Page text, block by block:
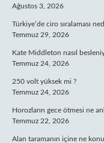
Ağustos 3, 2026
Türkiye’de ciro sıralaması
Temmuz 29, 2026
Kate Middleton nasıl
Temmuz 24, 2026
250 volt yüksek mi ?
Temmuz 24, 2026
Horozların gece ötmesi ne
Temmuz 22, 2026
Alan taramanın içine ne